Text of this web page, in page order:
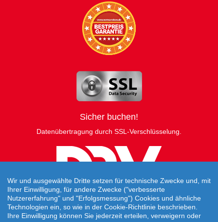
Sicher buchen!
Datenübertragung durch SSL-Verschlüsselung.
Wir und ausgewählte Dritte setzen für technische Zwecke und, mit
Ihrer Einwilligung, für andere Zwecke ("verbesserte
Nutzererfahrung" und "Erfolgsmessung") Cookies und ähnliche
Technologien ein, so wie in der Cookie-Richtlinie beschrieben.
Ihre Einwilligung können Sie jederzeit erteilen, verweigern oder